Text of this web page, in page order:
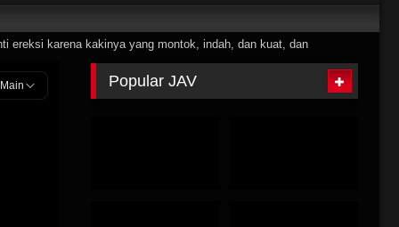
ereksi karena kakinya yang montok, indah, dan kuat, dan
Popular JAV